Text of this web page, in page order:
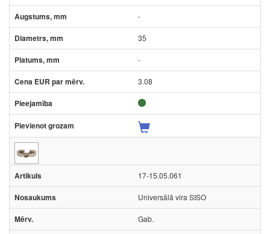
-
35
-
3.08
17-15.05.061
Universālā vira SISO
Gab.